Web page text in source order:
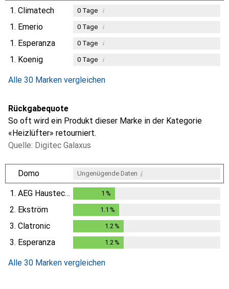
1. Climatech 0Tage i
1. Emerio 0Tage i
1. Esperanza 0Tage i
1. Koenig 0Tage i
Alle 30 Marken vergleichen
Rückgabequote
So oft wird ein Produkt dieser Marke in der Kategorie
«Heizlüfter» retourniert.
Quelle: Digitec Galaxus
Domo Ungenügende Daten i
1. AEG Haustechnik 1 %
2. Ekström 1.1 %
3. Clatronic 1.2%
3. Esperanza 1.2%
Alle 30 Marken vergleichen